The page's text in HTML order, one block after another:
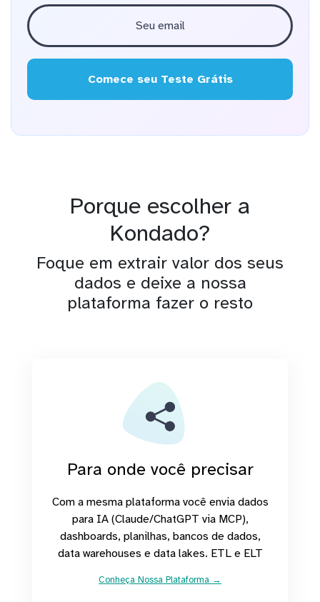
Comece seu Teste Grátis
Porque escolher a
Kondado?
Foque em extrair valor dos seus
dados e deixe a nossa
plataforma fazer o resto
Para onde você precisar
Com a mesma plataforma você envia dados
para IA (Claude/ChatGPT via MCP),
dashboards, planilhas, bancos de dados,
data warehouses e data lakes. ETL e ELT
Conheça Nossa Plataforma →